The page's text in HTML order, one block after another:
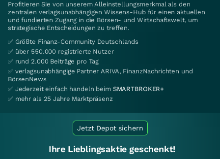
Profitieren Sie von unserem Alleinstellungsmerkmal als den
zentralen verlagsunabhängigen Wissens-Hub für einen aktuellen
und fundierten Zugang in die Börsen- und Wirtschaftswelt, um
strategische Entscheidungen zu treffen.
✅ Größte Finanz-Community Deutschlands
✅ über 550.000 registrierte Nutzer
✅ rund 2.000 Beiträge pro Tag
✅ verlagsunabhängige Partner ARIVA, FinanzNachrichten und
BörsenNews
✅ Jederzeit einfach handeln beim SMARTBROKER+
✅ mehr als 25 Jahre Marktpräsenz
Jetzt Depot sichern
Ihre Lieblingsaktie geschenkt!